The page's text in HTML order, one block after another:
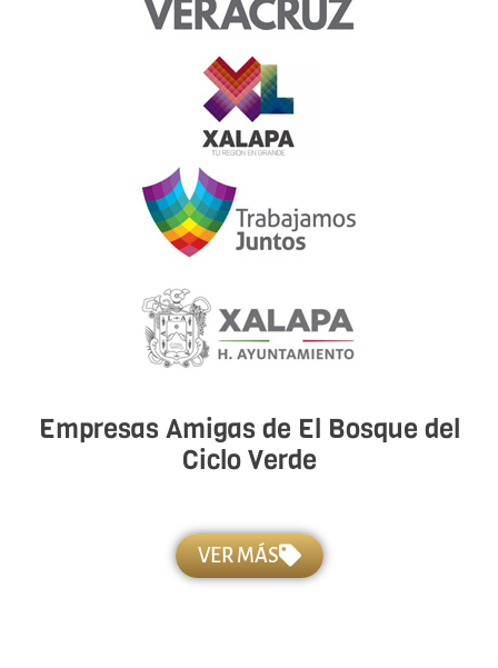
Empresas Amigas de El Bosque del
Ciclo Verde
VER MÁS